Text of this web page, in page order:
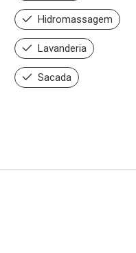
Hidromassagem
Lavanderia
Sacada